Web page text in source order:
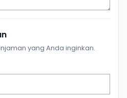
yang Anda inginkan.